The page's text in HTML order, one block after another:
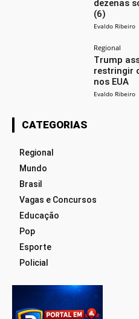
dezenas
(6)
Evaldo Ribeiro
Regional
Trump
restringir
nos EUA
Evaldo Ribeiro
CATEGORIAS
Regional
Mundo
Brasil
Vagas e Concursos
Educação
Pop
Esporte
Policial